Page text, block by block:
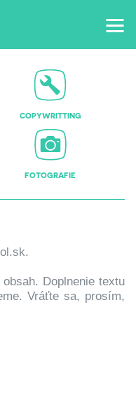
COPYWRITTING
FOTOGRAFIE
Doplnenie textu
Vráťte sa, prosím,